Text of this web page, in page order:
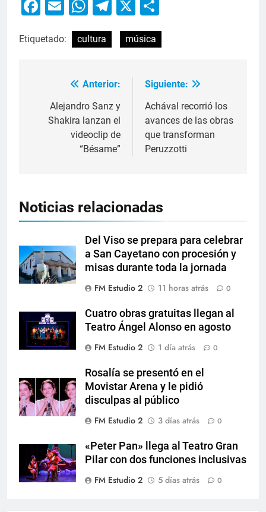
Facebook
EmailWhatsApp
Telegram
X
Etiquetado: cultura música
Anterior:
Alejandro Sanz y
Shakira lanzan el
videoclip de
“Bésame”
Siguiente:
Achával recorrió los
avances de las obras
que transforman
Peruzzotti
Noticias relacionadas
Del Viso se prepara para celebrar
a San Cayetano con procesión y
misas durante toda la jornada
FM Estudio 2
11 horas atrás 0
Cuatro obras gratuitas llegan al
Teatro Ángel Alonso en agosto
FM Estudio 2
1 día atrás 0
Rosalía se presentó en el
Movistar Arena y le pidió
disculpas al público
FM Estudio 2
3 días atrás 0
«Peter Pan» llega al Teatro Gran
Pilar con dos funciones inclusivas
FM Estudio 2
5 días atrás 0